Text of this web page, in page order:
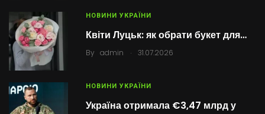
НОВИНИ УКРАЇНИ
Квіти Луцьк: як обрати букет для…
By admin . 31.07.2026
НОВИНИ УКРАЇНИ
Україна отримала €3,47 млрд у